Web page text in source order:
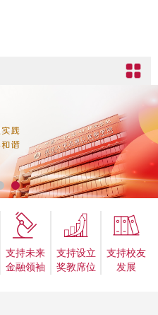
支持未来
金融领袖
支持设立
奖教席位
支持校友
发展